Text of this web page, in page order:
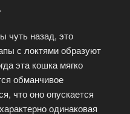
чуть назад, это
с локтями образуют
эта кошка мягко
обманчивое
что оно опускается
одинаковая